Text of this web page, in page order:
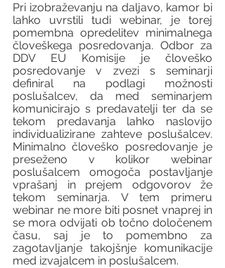
Pri izobraževanju na daljavo, kamor bi
lahko uvrstili tudi webinar, je torej
pomembna opredelitev minimalnega
človeškega posredovanja. Odbor za
DDV EU Komisije je človeško
posredovanje v zvezi s seminarji
definiral na podlagi možnosti
poslušalcev, da med seminarjem
komunicirajo s predavatelji ter da se
tekom predavanja lahko naslovijo
individualizirane zahteve poslušalcev.
Minimalno človeško posredovanje je
preseženo v kolikor webinar
poslušalcem omogoča postavljanje
vprašanj in prejem odgovorov že
tekom seminarja. V tem primeru
webinar ne more biti posnet vnaprej in
se mora odvijati ob točno določenem
času, saj je to pomembno za
zagotavljanje takojšnje komunikacije
med izvajalcem in poslušalcem.